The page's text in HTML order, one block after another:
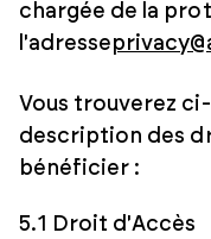
chargée de la
l'adresse
Vous trouverez
description des
bénéficier :
5.1 Droit d'Accès